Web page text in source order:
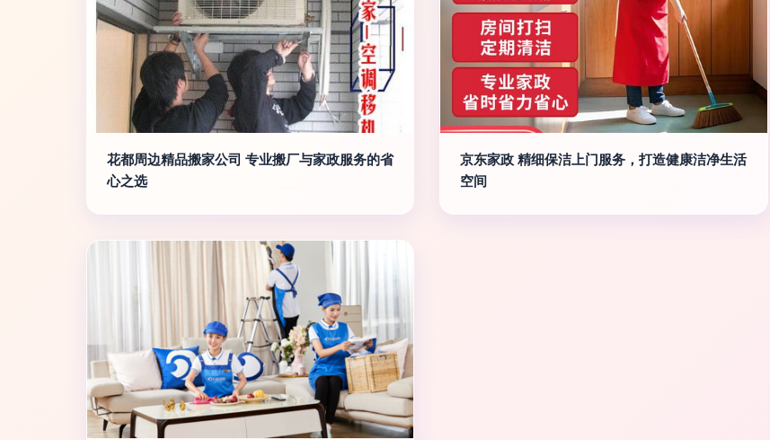
花都周边精品搬家公司 专业搬厂与家政服务的省
心之选
京东家政 精细保洁上门服务，打造健康洁净生活
空间